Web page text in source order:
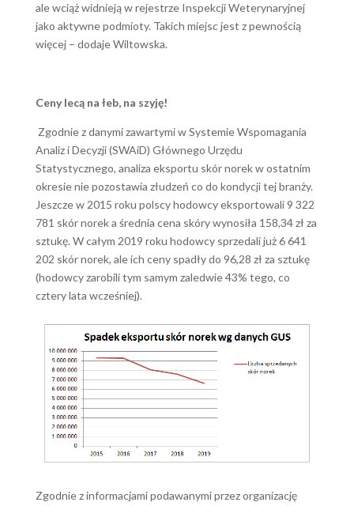
ale wciąż widnieją w rejestrze Inspekcji Weterynaryjnej
jako aktywne podmioty. Takich miejsc jest z pewnością
więcej – dodaje Wiltowska.
Ceny lecą na łeb, na szyję!
Zgodnie z danymi zawartymi w Systemie Wspomagania
Analiz i Decyzji (SWAiD) Głównego Urzędu
Statystycznego, analiza eksportu skór norek w ostatnim
okresie nie pozostawia złudzeń co do kondycji tej branży.
Jeszcze w 2015 roku polscy hodowcy eksportowali 9 322
781 skór norek a średnia cena skóry wynosiła 158,34 zł za
sztukę. W całym 2019 roku hodowcy sprzedali już 6 641
202 skór norek, ale ich ceny spadły do 96,28 zł za sztukę
(hodowcy zarobili tym samym zaledwie 43% tego, co
cztery lata wcześniej).
Zgodnie z informacjami podawanymi przez organizację